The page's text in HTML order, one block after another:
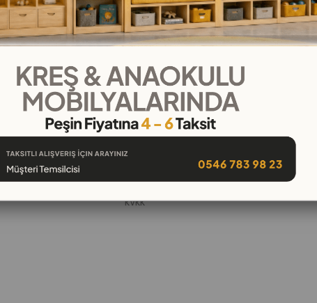
KURUMSAL
Hakkımızda
İletişim
Banka Hesap Numaraları
Gizlilik ve Güvenlik
Garanti ve İade
KVKK